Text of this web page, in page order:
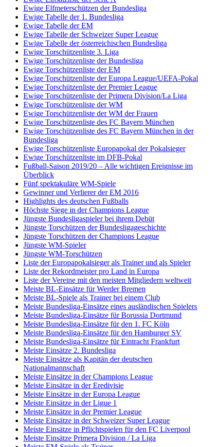
Ewige Elfmeterschützen der Bundesliga
Ewige Tabelle der 1. Bundesliga
Ewige Tabelle der EM
Ewige Tabelle der Schweizer Super League
Ewige Tabelle der österreichischen Bundesliga
Ewige Torschützenliste 3. Liga
Ewige Torschützenliste der Bundesliga
Ewige Torschützenliste der EM
Ewige Torschützenliste der Europa League/UEFA-Pokal
Ewige Torschützenliste der Premier League
Ewige Torschützenliste der Primera Division/La Liga
Ewige Torschützenliste der WM
Ewige Torschützenliste der WM der Frauen
Ewige Torschützenliste des FC Bayern München
Ewige Torschützenliste des FC Bayern München in der
Bundesliga
Ewige Torschützenliste Europapokal der Pokalsieger
Ewige Torschützenliste im DFB-Pokal
Fußball-Saison 2019/20 – Alle wichtigen Ereignisse im
Überblick
Fünf spektakuläre WM-Spiele
Gewinner und Verlierer der EM 2016
Highlights des deutschen Fußballs
Höchste Siege in der Champions League
Jüngste Bundesligaspieler bei ihrem Debüt
Jüngste Torschützen der Bundesligageschichte
Jüngste Torschützen der Champions League
Jüngste WM-Spieler
Jüngste WM-Torschützen
Liste der Europapokalsieger als Trainer und als Spieler
Liste der Rekordmeister pro Land in Europa
Liste der Vereine mit den meisten Mitgliedern weltweit
Meiste BL-Einsätze für Werder Bremen
Meiste BL-Spiele als Trainer bei einem Club
Meiste Bundesliga-Einsätze eines ausländischen Spielers
Meiste Bundesliga-Einsätze für Borussia Dortmund
Meiste Bundesliga-Einsätze für den 1. FC Köln
Meiste Bundesliga-Einsätze für den Hamburger SV
Meiste Bundesliga-Einsätze für Eintracht Frankfurt
Meiste Einsätze 2. Bundesliga
Meiste Einsätze als Kapitän der deutschen
Nationalmannschaft
Meiste Einsätze in der Champions League
Meiste Einsätze in der Eredivisie
Meiste Einsätze in der Europa League
Meiste Einsätze in der Ligue 1
Meiste Einsätze in der Premier League
Meiste Einsätze in der Schweizer Super League
Meiste Einsätze in Pflichtspielen für den FC Liverpool
Meiste Einsätze Primera Division / La Liga